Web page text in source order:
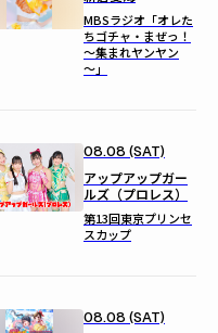
MBSラジオ「オレた
ちゴチャ・まぜっ！
～集まれヤンヤン
～」
08.08 (SAT)
アップアップガー
ルズ（プロレス）
第13回東京プリンセ
スカップ
08.08 (SAT)